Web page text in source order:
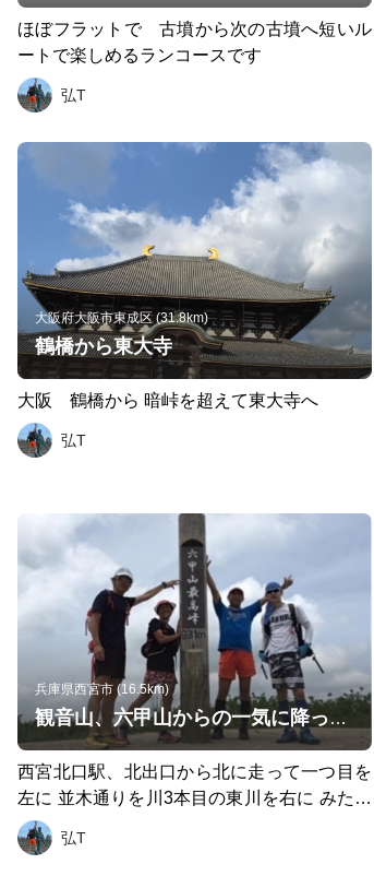
ほぼフラットで 古墳から次の古墳へ短いル
ートで楽しめるランコースです
弘T
大阪府大阪市東成区 (31.8km)
鶴橋から東大寺
大阪 鶴橋から 暗峠を超えて東大寺へ
弘T
兵庫県西宮市 (16.5km)
観音山、六甲山からの一気に降って有馬温泉
西宮北口駅、北出口から北に走って一つ目を
左に 並木通りを川3本目の東川を右に みたら
し通り北に登って行きます 川が見えなくなっ
た５差路を 甲山大師道（北向きに一方通行)
弘T